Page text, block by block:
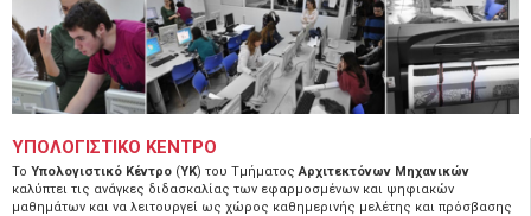
ΥΠΟΛΟΓΙΣΤΙΚΟ ΚΕΝΤΡΟ
Το Υπολογιστικό Κέντρο (ΥΚ) του ΤμήματοςΑρχιτεκτόνων Μηχανικών
καλύπτει τις ανάγκες διδασκαλίας των εφαρμοσμένων και ψηφιακών
μαθημάτων και να λειτουργεί ως χώρος καθημερινής μελέτης και πρόσβασης